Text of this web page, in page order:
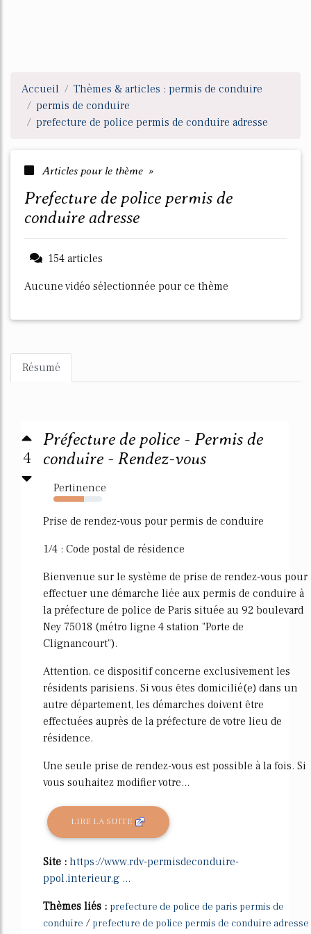
Accueil
Thèmes & articles : permis de conduire
permis de conduire
prefecture de police permis de conduire adresse
Articles pour le thème »
prefecture de police permis de
conduire adresse
154 articles
Aucune vidéo sélectionnée pour ce thème
Résumé
4
Préfecture de police - Permis de
conduire - Rendez-vous
Pertinence
63%
Prise de rendez-vous pour permis de conduire
1/4 : Code postal de résidence
Bienvenue sur le système de prise de rendez-vous pour
effectuer une démarche liée aux permis de conduire à
la préfecture de police de Paris située au 92 boulevard
Ney 75018 (métro ligne 4 station "Porte de
Clignancourt").
Attention, ce dispositif concerne exclusivement les
résidents parisiens. Si vous êtes domicilié(e) dans un
autre département, les démarches doivent être
effectuées auprès de la préfecture de votre lieu de
résidence.
Une seule prise de rendez-vous est possible à la fois. Si
vous souhaitez modifier votre...
LIRE LA SUITE
Site : https://www.rdv-permisdeconduire-
ppol.interieur.g ...
Thèmes liés : prefecture de police de paris permis de
conduire / prefecture de police permis de conduire adresse